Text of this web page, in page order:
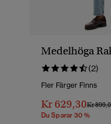
Medelhöga
(2)
Fler Färger Finns
Kr 629,30Pris
Kr
Du Sparar 30 %